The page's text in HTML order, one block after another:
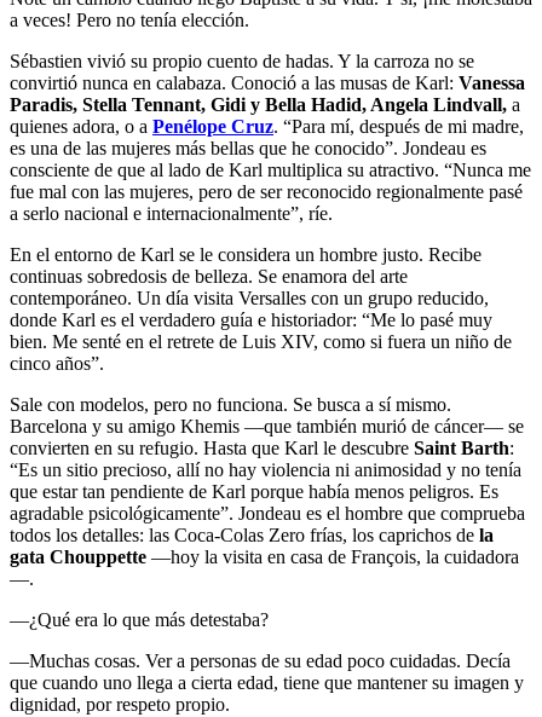
a veces! Pero no tenía elección.
Sébastien vivió su propio cuento de hadas. Y la carroza no se
convirtió nunca en calabaza. Conoció a las musas de Karl: Vanessa
Paradis, Stella Tennant, Gidi y Bella Hadid, Angela Lindvall, a
quienes adora, o a Penélope Cruz. “Para mí, después de mi madre,
es una de las mujeres más bellas que he conocido”. Jondeau es
consciente de que al lado de Karl multiplica su atractivo. “Nunca me
fue mal con las mujeres, pero de ser reconocido regionalmente pasé
a serlo nacional e internacionalmente”, ríe.
En el entorno de Karl se le considera un hombre justo. Recibe
continuas sobredosis de belleza. Se enamora del arte
contemporáneo. Un día visita Versalles con un grupo reducido,
donde Karl es el verdadero guía e historiador: “Me lo pasé muy
bien. Me senté en el retrete de Luis XIV, como si fuera un niño de
cinco años”.
Sale con modelos, pero no funciona. Se busca a sí mismo.
Barcelona y su amigo Khemis —que también murió de cáncer— se
convierten en su refugio. Hasta que Karl le descubre Saint Barth:
“Es un sitio precioso, allí no hay violencia ni animosidad y no tenía
que estar tan pendiente de Karl porque había menos peligros. Es
agradable psicológicamente”. Jondeau es el hombre que comprueba
todos los detalles: las Coca-Colas Zero frías, los caprichos de la
gata Chouppette —hoy la visita en casa de François, la cuidadora
—.
—¿Qué era lo que más detestaba?
—Muchas cosas. Ver a personas de su edad poco cuidadas. Decía
que cuando uno llega a cierta edad, tiene que mantener su imagen y
dignidad, por respeto propio.